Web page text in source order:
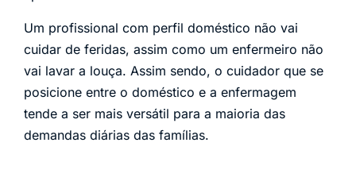
Um profissional com perfil doméstico não vai
cuidar de feridas, assim como um enfermeiro não
vai lavar a louça. Assim sendo, o cuidador que se
posicione entre o doméstico e a enfermagem
tende a ser mais versátil para a maioria das
demandas diárias das famílias.